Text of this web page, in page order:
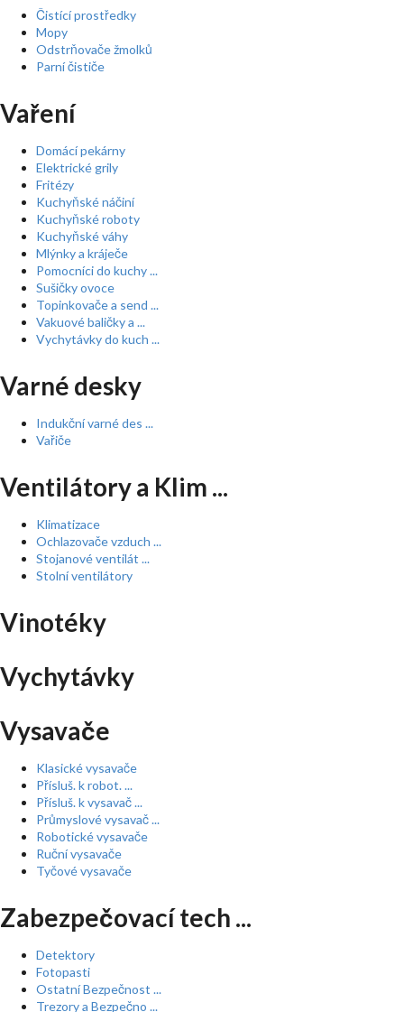
Čistící prostředky
Mopy
Odstrňovače žmolků
Parní čističe
Vaření
Domácí pekárny
Elektrické grily
Fritézy
Kuchyňské náčiní
Kuchyňské roboty
Kuchyňské váhy
Mlýnky a kráječe
Pomocníci do kuchy ...
Sušičky ovoce
Topinkovače a send ...
Vakuové baličky a ...
Vychytávky do kuch ...
Varné desky
Indukční varné des ...
Vařiče
Ventilátory a Klim ...
Klimatizace
Ochlazovače vzduch ...
Stojanové ventilát ...
Stolní ventilátory
Vinotéky
Vychytávky
Vysavače
Klasické vysavače
Přísluš. k robot. ...
Přísluš. k vysavač ...
Průmyslové vysavač ...
Robotické vysavače
Ruční vysavače
Tyčové vysavače
Zabezpečovací tech ...
Detektory
Fotopasti
Ostatní Bezpečnost ...
Trezory a Bezpečno ...